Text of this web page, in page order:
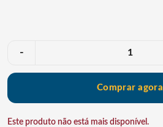
-
Comprar agora
Este produto não está mais disponível.